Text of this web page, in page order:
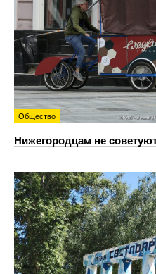
Общество
Нижегородцам не